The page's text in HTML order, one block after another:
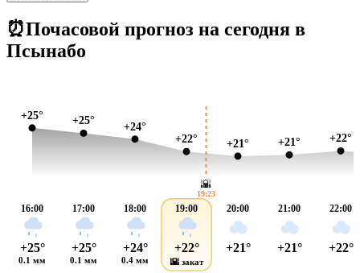
⏰Почасовой прогноз на сегодня в
Псынабо
+25° +25°
+24°
+22°
+21° +21° +22°
🌇
19:23
16:00
+25°
0.1 мм
17:00
+25°
0.1 мм
18:00
+24°
0.4 мм
19:00
+22°
🌇 закат
20:00
+21°
21:00
+21°
22:00
+22°